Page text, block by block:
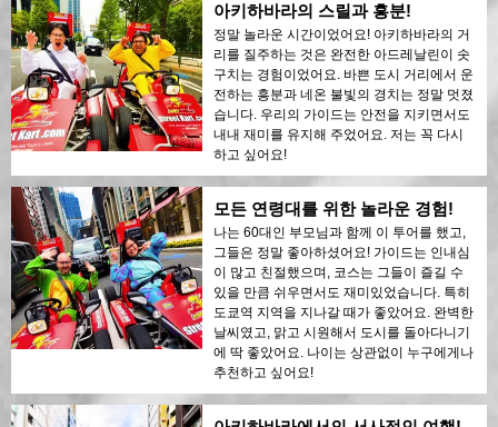
아키하바라의 스릴과 흥분!
정말 놀라운 시간이었어요! 아키하바라의 거
리를 질주하는 것은 완전한 아드레날린이 솟
구치는 경험이었어요. 바쁜 도시 거리에서 운
전하는 흥분과 네온 불빛의 경치는 정말 멋졌
습니다. 우리의 가이드는 안전을 지키면서도
내내 재미를 유지해 주었어요. 저는 꼭 다시
하고 싶어요!
모든 연령대를 위한 놀라운 경험!
나는 60대인 부모님과 함께 이 투어를 했고,
그들은 정말 좋아하셨어요! 가이드는 인내심
이 많고 친절했으며, 코스는 그들이 즐길 수
있을 만큼 쉬우면서도 재미있었습니다. 특히
도쿄역 지역을 지나갈 때가 좋았어요. 완벽한
날씨였고, 맑고 시원해서 도시를 돌아다니기
에 딱 좋았어요. 나이는 상관없이 누구에게나
추천하고 싶어요!